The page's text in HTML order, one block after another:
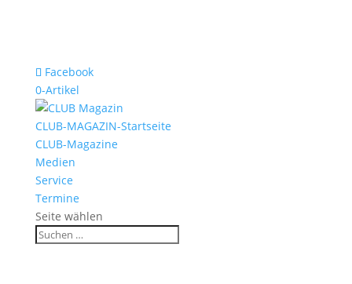
Facebook
0-Artikel
CLUB-MAGAZIN-Startseite
CLUB-Magazine
Medien
Service
Termine
Seite wählen